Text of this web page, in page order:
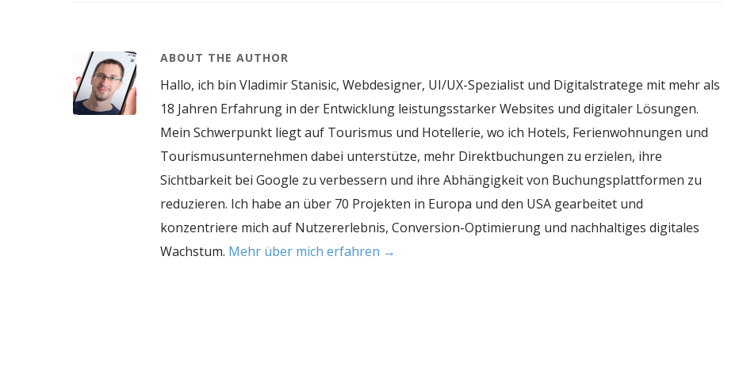
ABOUT THE AUTHOR
Hallo, ich bin Vladimir Stanisic, Webdesigner, UI/UX-Spezialist und Digitalstratege mit mehr als
18 Jahren Erfahrung in der Entwicklung leistungsstarker Websites und digitaler Lösungen.
Mein Schwerpunkt liegt auf Tourismus und Hotellerie, wo ich Hotels, Ferienwohnungen und
Tourismusunternehmen dabei unterstütze, mehr Direktbuchungen zu erzielen, ihre
Sichtbarkeit bei Google zu verbessern und ihre Abhängigkeit von Buchungsplattformen zu
reduzieren. Ich habe an über 70 Projekten in Europa und den USA gearbeitet und
konzentriere mich auf Nutzererlebnis, Conversion-Optimierung und nachhaltiges digitales
Wachstum. Mehr über mich erfahren →